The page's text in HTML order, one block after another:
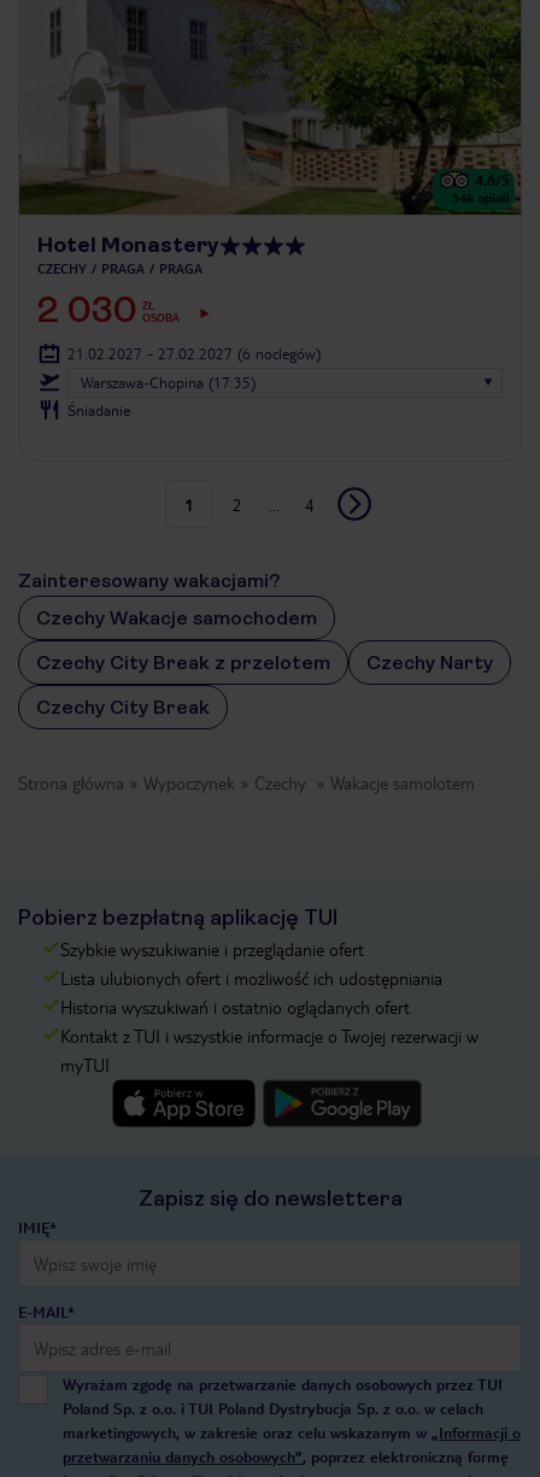
4.6/5
548 opinii
Hotel Monastery
CZECHY PRAGA PRAGA
2 030 ZŁ
OSOBA
21.02.2027 - 27.02.2027 (6 noclegów)
Warszawa-Chopina (17:35)
Śniadanie
1 2 4
Zainteresowany wakacjami?
Czechy Wakacje samochodem
Czechy City Break z przelotem
Czechy Narty
Czechy City Break
Strona główna Wypoczynek Czechy Wakacje samolotem
Pobierz bezpłatną aplikację TUI
Szybkie wyszukiwanie i przeglądanie ofert
Lista ulubionych ofert i możliwość ich udostępniania
Historia wyszukiwań i ostatnio oglądanych ofert
Kontakt z TUI i wszystkie informacje o Twojej rezerwacji w
myTUI
Zapisz się do newslettera
IMIĘ*
E-MAIL*
Wyrażam zgodę na przetwarzanie danych osobowych przez TUI
Poland Sp. z o.o. i TUI Poland Dystrybucja Sp. z o.o. w celach
marketingowych, w zakresie oraz celu wskazanym w „Informacji o
przetwarzaniu danych osobowych”, poprzez elektroniczną formę